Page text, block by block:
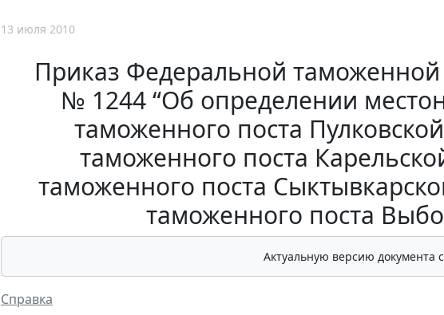
13 июля 2010
Приказ Федеральной
№ 1244 “Об определении
таможенного поста
таможенного поста
таможенного поста
таможенного поста
Актуальную версию документа
Справка